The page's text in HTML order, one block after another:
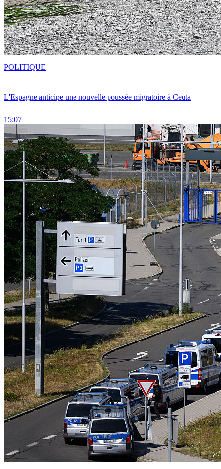
L'Espagne anticipe une nouvelle poussée migratoire à Ceuta
15:07
POLITIQUE